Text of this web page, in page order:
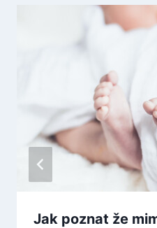
Jak poznat že